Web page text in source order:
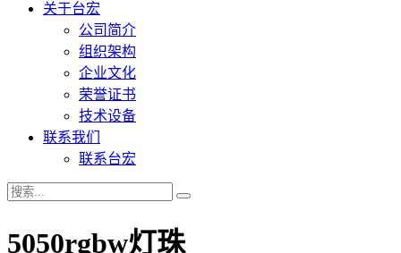
关于台宏
公司简介
组织架构
企业文化
荣誉证书
技术设备
联系我们
联系台宏
5050rgbw灯珠